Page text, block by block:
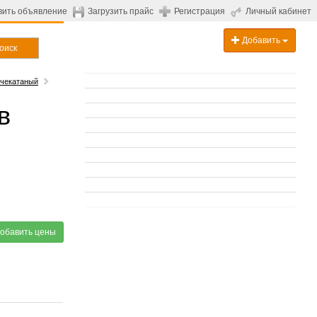
объявление Загрузить прайс Регистрация Личный кабинет
Добавить
цены